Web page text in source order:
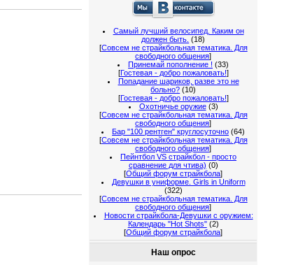
Самый лучший велосипед. Каким он
должен быть. (18)
[Совсем не страйкбольная тематика. Для
свободного общения]
Принемай пополнение ! (33)
[Гостевая - добро пожаловать!]
Попадание шариков, разве это не
больно? (10)
[Гостевая - добро пожаловать!]
Охотничье оружие (3)
[Совсем не страйкбольная тематика. Для
свободного общения]
Бар "100 рентген" круглосуточно (64)
[Совсем не страйкбольная тематика. Для
свободного общения]
Пейнтбол VS страйкбол - просто
сравнение для чтива) (0)
[Общий форум страйкбола]
Девушки в униформе. Girls in Uniform
(322)
[Совсем не страйкбольная тематика. Для
свободного общения]
Новости страйкбола-Девушки с оружием:
Календарь "Hot Shots" (2)
[Общий форум страйкбола]
Наш опрос